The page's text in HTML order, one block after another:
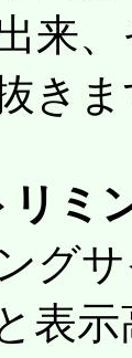
来
きま
リミ
グ
表